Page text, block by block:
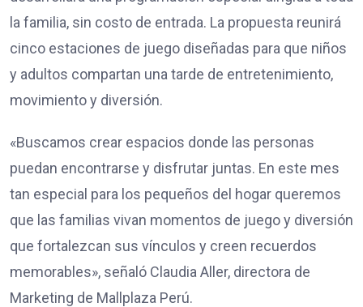
la familia, sin costo de entrada. La propuesta reunirá
cinco estaciones de juego diseñadas para que niños
y adultos compartan una tarde de entretenimiento,
movimiento y diversión.
«Buscamos crear espacios donde las personas
puedan encontrarse y disfrutar juntas. En este mes
tan especial para los pequeños del hogar queremos
que las familias vivan momentos de juego y diversión
que fortalezcan sus vínculos y creen recuerdos
memorables», señaló Claudia Aller, directora de
Marketing de Mallplaza Perú.